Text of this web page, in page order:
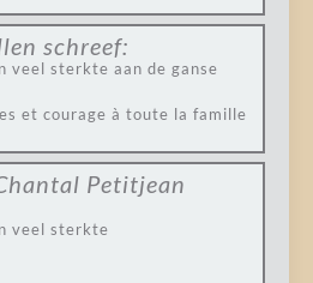
schreef:
veel sterkte aan de ganse
et courage à toute la famille
Petitjean
veel sterkte